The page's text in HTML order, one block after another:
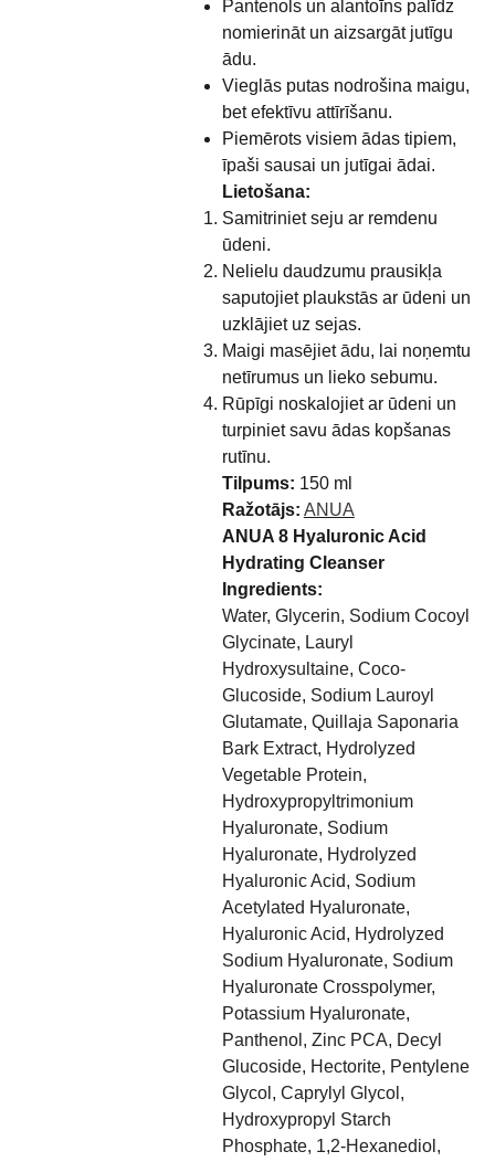
Pantenols un alantoīns palīdz
nomierināt un aizsargāt jutīgu
ādu.
Vieglās putas nodrošina maigu,
bet efektīvu attīrīšanu.
Piemērots visiem ādas tipiem,
īpaši sausai un jutīgai ādai.
Lietošana:
Samitriniet seju ar remdenu
ūdeni.
Nelielu daudzumu prausikļa
saputojiet plaukstās ar ūdeni un
uzklājiet uz sejas.
Maigi masējiet ādu, lai noņemtu
netīrumus un lieko sebumu.
Rūpīgi noskalojiet ar ūdeni un
turpiniet savu ādas kopšanas
rutīnu.
Tilpums: 150 ml
Ražotājs: ANUA
ANUA 8 Hyaluronic Acid
Hydrating Cleanser
Ingredients:
Water, Glycerin, Sodium Cocoyl
Glycinate, Lauryl
Hydroxysultaine, Coco-
Glucoside, Sodium Lauroyl
Glutamate, Quillaja Saponaria
Bark Extract, Hydrolyzed
Vegetable Protein,
Hydroxypropyltrimonium
Hyaluronate, Sodium
Hyaluronate, Hydrolyzed
Hyaluronic Acid, Sodium
Acetylated Hyaluronate,
Hyaluronic Acid, Hydrolyzed
Sodium Hyaluronate, Sodium
Hyaluronate Crosspolymer,
Potassium Hyaluronate,
Panthenol, Zinc PCA, Decyl
Glucoside, Hectorite, Pentylene
Glycol, Caprylyl Glycol,
Hydroxypropyl Starch
Phosphate, 1,2-Hexanediol,